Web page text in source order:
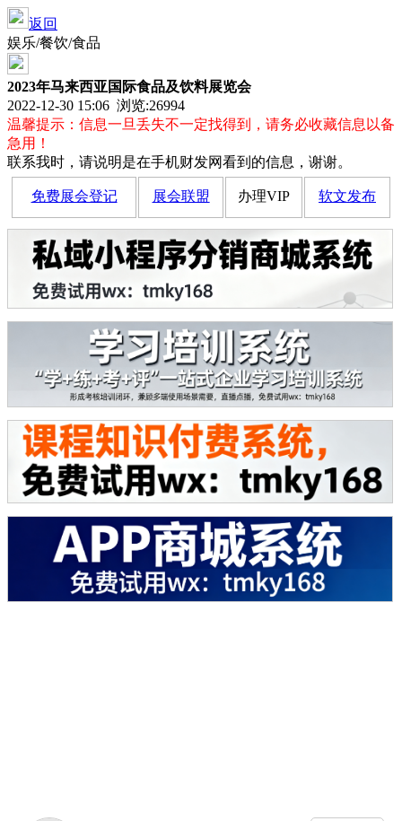
返回
娱乐/餐饮/食品
2023年马来西亚国际食品及饮料展览会
2022-12-30 15:06 浏览:26994
温馨提示：信息一旦丢失不一定找得到，请务必收藏信息以备
急用！
联系我时，请说明是在手机财发网看到的信息，谢谢。
免费展会登记 展会联盟 办理VIP 软文发布